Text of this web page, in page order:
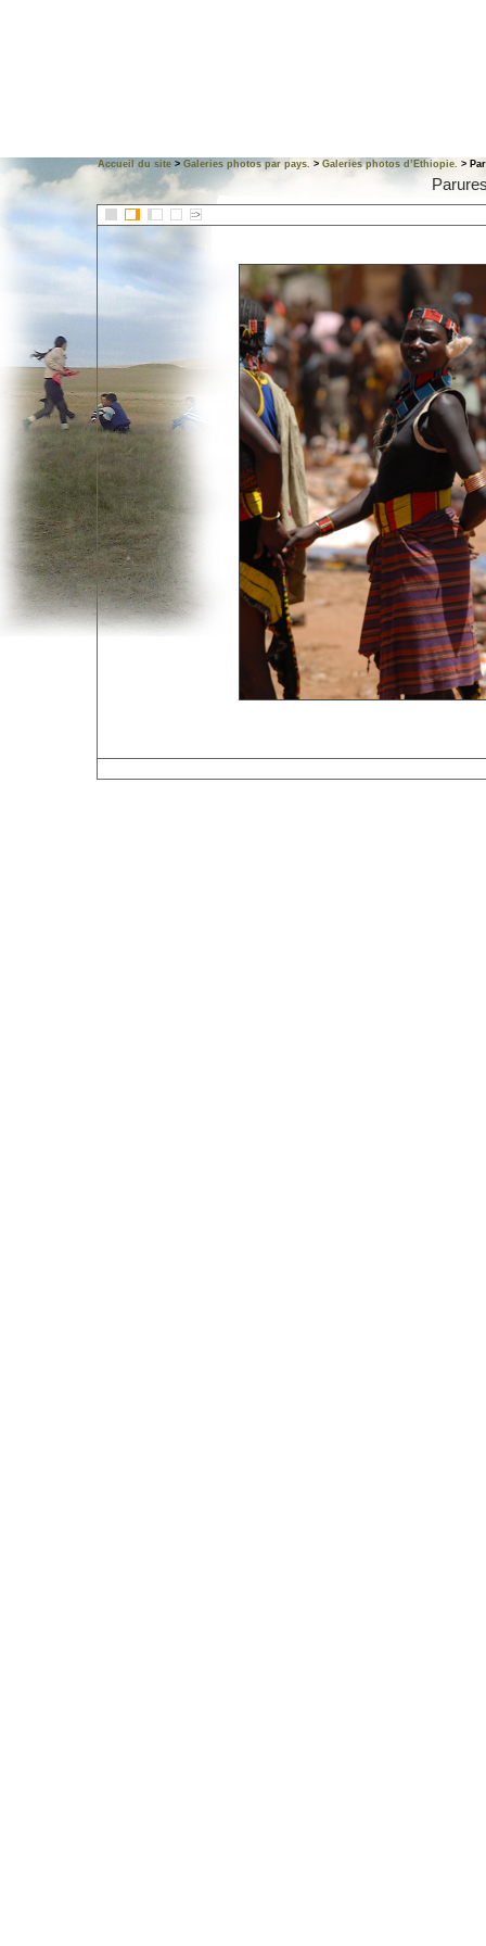
Accueil du site > Galeries photos par pays. > Galeries photos d’Ethiopie. >
::>